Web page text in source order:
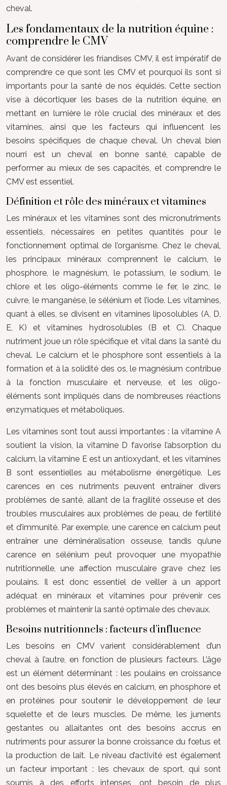
cheval.
Les fondamentaux de la nutrition équine :
comprendre le CMV
Avant de considérer les friandises CMV, il est impératif de
comprendre ce que sont les CMV et pourquoi ils sont si
importants pour la santé de nos équidés. Cette section
vise à décortiquer les bases de la nutrition équine, en
mettant en lumière le rôle crucial des minéraux et des
vitamines, ainsi que les facteurs qui influencent les
besoins spécifiques de chaque cheval. Un cheval bien
nourri est un cheval en bonne santé, capable de
performer au mieux de ses capacités, et comprendre le
CMV est essentiel.
Définition et rôle des minéraux et vitamines
Les minéraux et les vitamines sont des micronutriments
essentiels, nécessaires en petites quantités pour le
fonctionnement optimal de l’organisme. Chez le cheval,
les principaux minéraux comprennent le calcium, le
phosphore, le magnésium, le potassium, le sodium, le
chlore et les oligo-éléments comme le fer, le zinc, le
cuivre, le manganèse, le sélénium et l’iode. Les vitamines,
quant à elles, se divisent en vitamines liposolubles (A, D,
E, K) et vitamines hydrosolubles (B et C). Chaque
nutriment joue un rôle spécifique et vital dans la santé du
cheval. Le calcium et le phosphore sont essentiels à la
formation et à la solidité des os, le magnésium contribue
à la fonction musculaire et nerveuse, et les oligo-
éléments sont impliqués dans de nombreuses réactions
enzymatiques et métaboliques.
Les vitamines sont tout aussi importantes : la vitamine A
soutient la vision, la vitamine D favorise l’absorption du
calcium, la vitamine E est un antioxydant, et les vitamines
B sont essentielles au métabolisme énergétique. Les
carences en ces nutriments peuvent entraîner divers
problèmes de santé, allant de la fragilité osseuse et des
troubles musculaires aux problèmes de peau, de fertilité
et d’immunité. Par exemple, une carence en calcium peut
entraîner une déminéralisation osseuse, tandis qu’une
carence en sélénium peut provoquer une myopathie
nutritionnelle, une affection musculaire grave chez les
poulains. Il est donc essentiel de veiller à un apport
adéquat en minéraux et vitamines pour prévenir ces
problèmes et maintenir la santé optimale des chevaux.
Besoins nutritionnels : facteurs d’influence
Les besoins en CMV varient considérablement d’un
cheval à l’autre, en fonction de plusieurs facteurs. L’âge
est un élément déterminant : les poulains en croissance
ont des besoins plus élevés en calcium, en phosphore et
en protéines pour soutenir le développement de leur
squelette et de leurs muscles. De même, les juments
gestantes ou allaitantes ont des besoins accrus en
nutriments pour assurer la bonne croissance du fœtus et
la production de lait. Le niveau d’activité est également
un facteur important : les chevaux de sport, qui sont
soumis à des efforts intenses, ont besoin de plus